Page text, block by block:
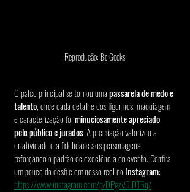
Reprodução: Be Geeks
O palco principal se tornou uma passarela de medo e
talento, onde cada detalhe dos figurinos, maquiagem
e caracterização foi minuciosamente apreciado
pelo público e jurados. A premiação valorizou a
criatividade e a fidelidade aos personagens,
reforçando o padrão de excelência do evento. Confira
um pouco do desfile em nosso reel no Instagram:
https://www.instagram.com/p/DPgzVGiDTRq/